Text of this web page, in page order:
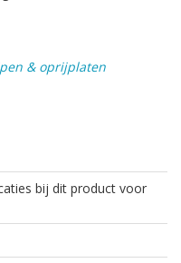
& oprijplaten
bij dit product voor